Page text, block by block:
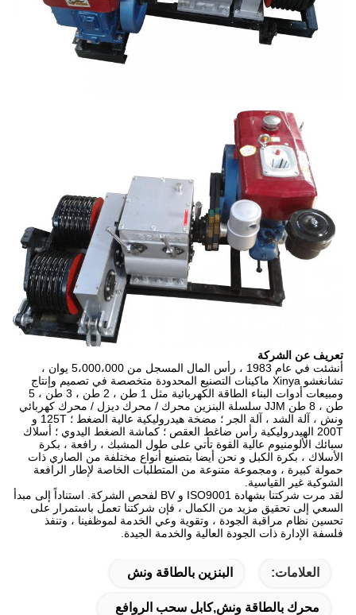
تعريف عن الشركة
أنشئت في عام 1983 ، رأس المال المسجل من 5،000،000 يوان ،
تشانغشو Xinya ماكينات التصنيع المحدودة متخصصة في تصميم وإنتاج
ومبيعات أدوات البناء الطاقة الكهربائية مثل 1 طن ، 2 طن ، 3 طن ، 5
طن ، 8 طن JJM سلسلة البنزين محرك / محرك ديزل / محرك كهربائي
ونش ، آلة الشد ، آلة الجر ؛ مضخة هيدروليكية عالية الضغط ؛ 125T و
200T الهيدروليكية رأس ضاغط العقص ؛ كماشة الضغط اليدوي ؛ أسلاك
سبائك الألومنيوم عالية القوة تأتي على طول المشبك ، رافعة ، بكرة
الأسلاك ، بكرة الكبل و نحن أيضا بتصنيع أنواع مختلفة من الصاري ذات
حمولة كبيرة ، ومجموعة متنوعة من المتطلبات الخاصة لإطار الرافعة
الشوكية غير القياسية.
لقد مرت شركتنا بشهادة ISO9001 و BV لفحص الشركة. استناداً إلى مبدأ
السعي إلى تحقيق مزيد من الكمال ، فإن شركتنا تعمل باستمرار على
تحسين نظام مراقبة الجودة ، وتقوية وعي الخدمة لموظفينا ، وتنفذ
فلسفة الإدارة ذات الجودة العالية والخدمة الجيدة.
العلامات: البنزين بالطاقة ونش
محرك بالطاقة ونش,كابل سحب الروافع